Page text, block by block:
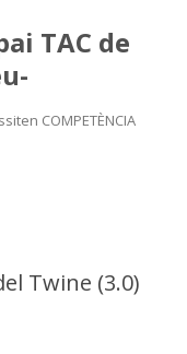
TAC de
COMPETÈNCIA
Twine (3.0)